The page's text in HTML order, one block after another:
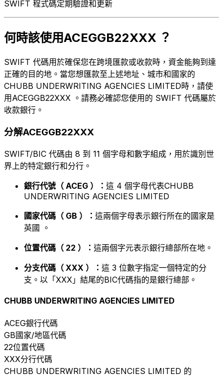
SWIFT 程式碼定期驗證和更新
何時該使用ACEGGB22XXX ？
SWIFT 代碼用於確保您在跨境匯款或收款時，資金能夠到達
正確的目的地。當您想匯款至上述地址、城市和國家的
CHUBB UNDERWRITING AGENCIES LIMITED時，請使
用ACEGGB22XXX 。請務必確認您使用的 SWIFT 代碼屬於
收款銀行。
分解ACEGGB22XXX
SWIFT/BIC 代碼由 8 到 11 個字母和數字組成，用於識別世
界上的特定銀行和分行。
銀行代號（ ACEG ）： 這 4 個字母代表CHUBB
UNDERWRITING AGENCIES LIMITED
國家代碼（ GB ）： 這兩個字母表示銀行所在的國家是
英國 。
位置代碼（ 22 ）： 這兩個字元表示銀行總部所在地。
分支代碼（ XXX ）： 這 3 位數字指定一個特定的分
支。以「XXX」結尾的BIC代碼指的是銀行總部。
CHUBB UNDERWRITING AGENCIES LIMITED
ACEG銀行代碼
GB國家/地區代碼
22位置代碼
XXX分行代碼
CHUBB UNDERWRITING AGENCIES LIMITED 的